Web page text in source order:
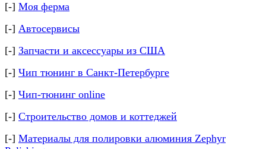
[-] Моя ферма
[-] Автосервисы
[-] Запчасти и аксессуары из США
[-] Чип тюнинг в Санкт-Петербурге
[-] Чип-тюнинг online
[-] Строительство домов и коттеджей
[-] Материалы для полировки алюминия Zephyr